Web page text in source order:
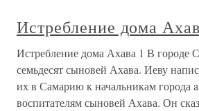
Истребление дома
Истребление дома Ахава 1 В городе
семьдесят сыновей Ахава. Иеву
их в Самарию к начальникам города
воспитателям сыновей Ахава. Он